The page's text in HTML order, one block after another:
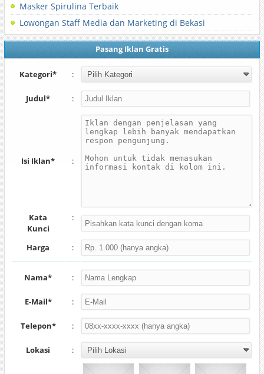
Masker Spirulina Terbaik
Lowongan Staff Media dan Marketing di Bekasi
Pasang Iklan Gratis
Kategori* :
Judul* :
Isi Iklan* :
Kata
Kunci
:
Harga :
Nama* :
E-Mail* :
Telepon* :
Lokasi :